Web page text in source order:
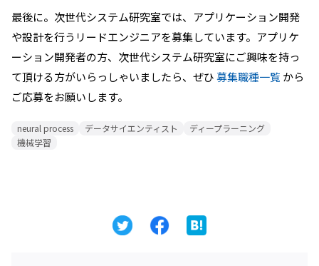
最後に。次世代システム研究室では、アプリケーション開発
や設計を行うリードエンジニアを募集しています。アプリケ
ーション開発者の方、次世代システム研究室にご興味を持っ
て頂ける方がいらっしゃいましたら、ぜひ募集職種一覧 から
ご応募をお願いします。
neural process データサイエンティスト
ディープラーニング
機械学習